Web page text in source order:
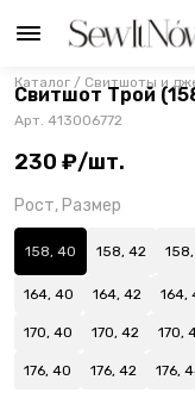
Каталог / Свитшоты и
Свитшот Трой
Арт. 413006772
230 ₽/шт.
Рост, Размер
158, 40 158, 42
164, 40 164, 42 164,
170, 40 170, 42 170,
176, 40 176, 42 176,